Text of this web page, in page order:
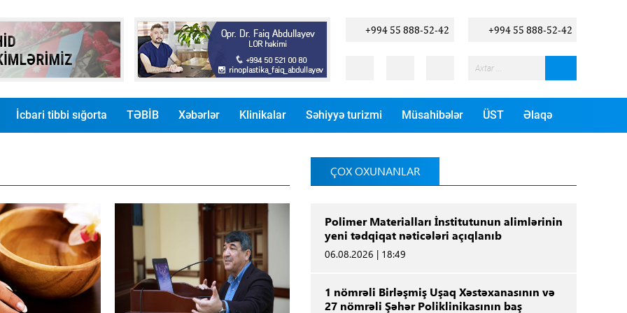
+994 55 888-52-42 +994 55 888-52-42
İcbari tibbi sığorta TƏBİB Xəbərlər Klinikalar Səhiyyə turizmi Müsahibələr ÜST Əlaqə
ÇOX OXUNANLAR
Polimer Materialları İnstitutunun alimlərinin
yeni tədqiqat nəticələri açıqlanıb
06.08.2026 | 18:49
1 nömrəli Birləşmiş Uşaq Xəstəxanasının və
27 nömrəli Şəhər Poliklinikasının baş